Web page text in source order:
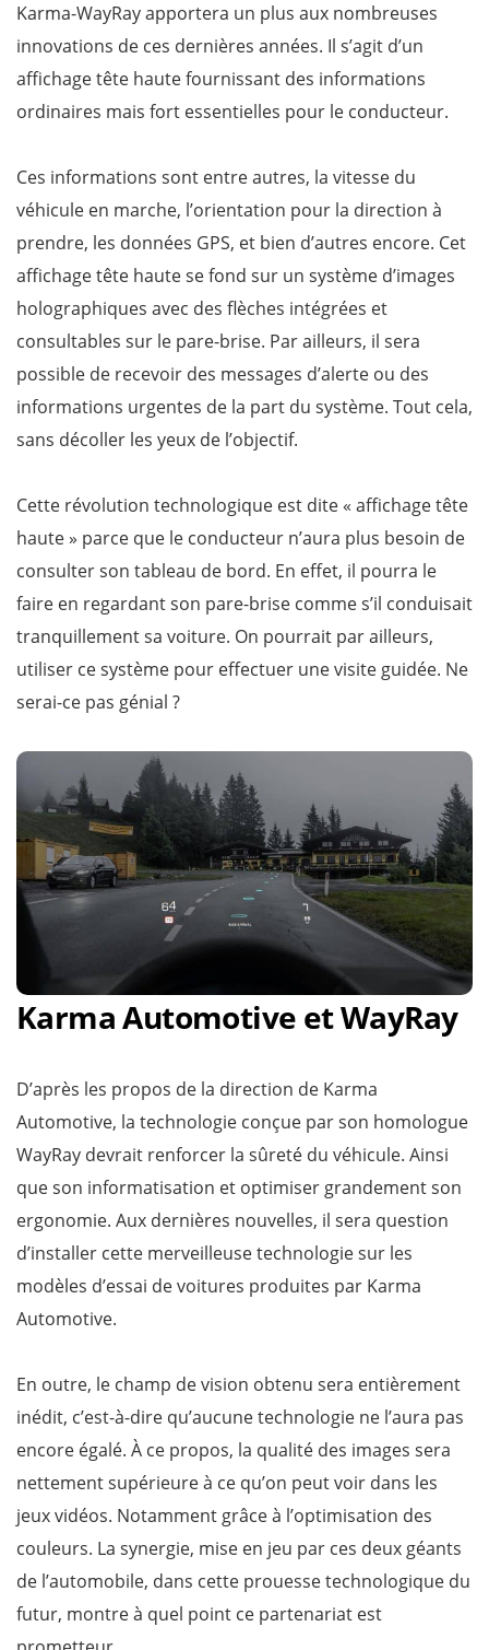
Karma-WayRay apportera un plus aux nombreuses
innovations de ces dernières années. Il s’agit d’un
affichage tête haute fournissant des informations
ordinaires mais fort essentielles pour le conducteur.
Ces informations sont entre autres, la vitesse du
véhicule en marche, l’orientation pour la direction à
prendre, les données GPS, et bien d’autres encore. Cet
affichage tête haute se fond sur un système d’images
holographiques avec des flèches intégrées et
consultables sur le pare-brise. Par ailleurs, il sera
possible de recevoir des messages d’alerte ou des
informations urgentes de la part du système. Tout cela,
sans décoller les yeux de l’objectif.
Cette révolution technologique est dite « affichage tête
haute » parce que le conducteur n’aura plus besoin de
consulter son tableau de bord. En effet, il pourra le
faire en regardant son pare-brise comme s’il conduisait
tranquillement sa voiture. On pourrait par ailleurs,
utiliser ce système pour effectuer une visite guidée. Ne
serai-ce pas génial ?
Karma Automotive et WayRay
D’après les propos de la direction de Karma
Automotive, la technologie conçue par son homologue
WayRay devrait renforcer la sûreté du véhicule. Ainsi
que son informatisation et optimiser grandement son
ergonomie. Aux dernières nouvelles, il sera question
d’installer cette merveilleuse technologie sur les
modèles d’essai de voitures produites par Karma
Automotive.
En outre, le champ de vision obtenu sera entièrement
inédit, c’est-à-dire qu’aucune technologie ne l’aura pas
encore égalé. À ce propos, la qualité des images sera
nettement supérieure à ce qu’on peut voir dans les
jeux vidéos. Notamment grâce à l’optimisation des
couleurs. La synergie, mise en jeu par ces deux géants
de l’automobile, dans cette prouesse technologique du
futur, montre à quel point ce partenariat est